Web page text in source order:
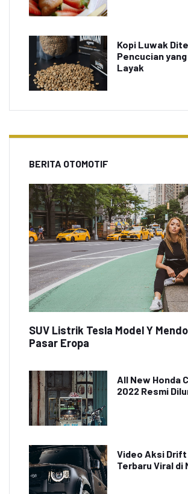
Kopi Luwak
Pencucian
Layak
BERITA OTOMOTIF
SUV Listrik Tesla Model Y
Pasar Eropa
All New Honda
2022 Resmi
Video Aksi Drift
Terbaru Viral di